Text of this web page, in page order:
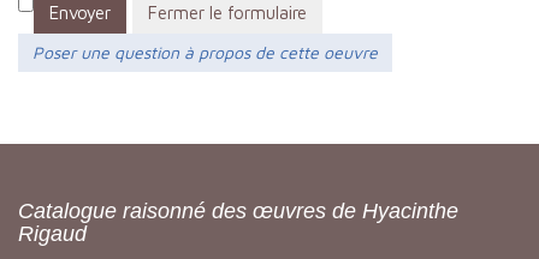
Envoyer
Fermer le formulaire
Poser une question à propos de cette oeuvre
Catalogue raisonné des œuvres de Hyacinthe
Rigaud